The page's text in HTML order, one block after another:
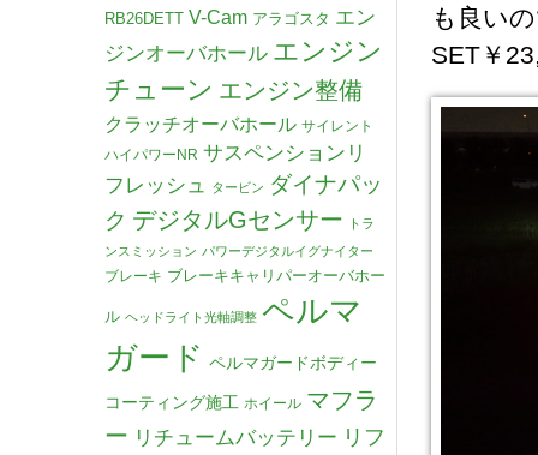
も良い
SET￥
RB26DETT V-Cam アラゴスタ エン
ジンオーバホール エンジン
チューン エンジン整備
クラッチオーバホール サイレント
ハイパワーNR サスペンションリ
フレッシュ
タービン ダイナパッ
ク デジタルGセンサー
トラ
ンスミッション パワーデジタルイグナイター
ブレーキ ブレーキキャリパーオーバホー
ル ヘッドライト光軸調整 ペルマ
ガード ペルマガードボディー
コーティング施工 ホイール マフラ
ー リチュームバッテリー リフ